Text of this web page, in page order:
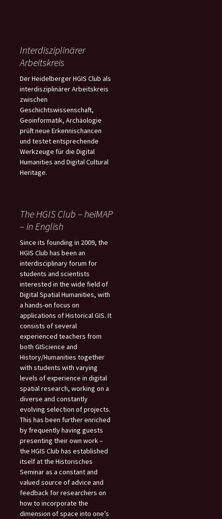
Interdisziplinärer
Arbeitskreis
Der Heidelberger HGIS Club als
interdisziplinärer Arbeitskreis
zwischen
Geschichtswissenschaft,
Geoinformatik, Archäologie
prüft neue Erkennischancen
und testet entsprechende
Werkzeuge für die Digital
Humanities and Digital Cultural
Heritage.
The HGIS Club – heiMAP
– in English
Since its founding in 2009, the
HGIS Club has been an
interdisciplinary forum for
students and scientists
interested in the wide field of
Digital Spatial Humanities, with
a hands-on focus on
applications of Historical GIS. It
consists of several
experienced teachers from
both GIScience and
History/Humanities together
with students with varying
levels of experience in digital
spatial research, working on a
diverse and constantly
evolving selection of projects.
This has been further enriched
by frequently having guests
presenting their own work –
the HGIS Club has established
itself at the Historisches
Seminar as a constant and
valued source of advice and
feedback for researchers on
how to incorporate the
dimension of space into one’s